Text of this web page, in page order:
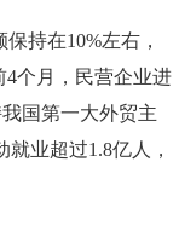
持在10%左右，
4个月，民营企业进
国第一大外贸主
业超过1.8亿人，